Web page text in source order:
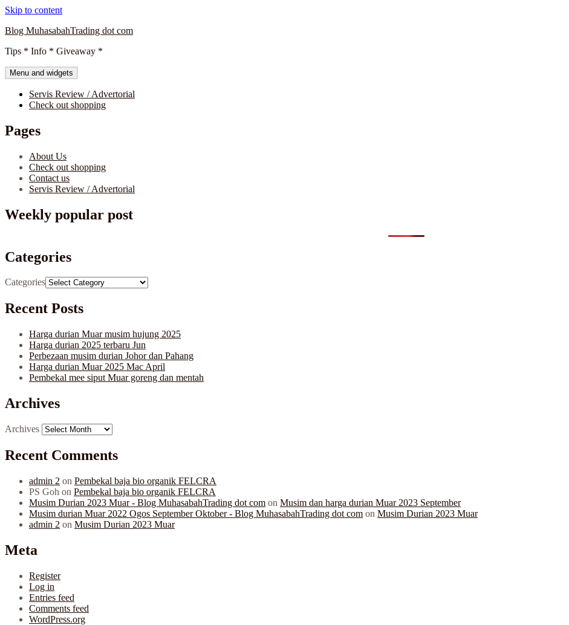
Skip to content
Blog MuhasabahTrading dot com
Tips * Info * Giveaway *
Menu and widgets
Servis Review / Advertorial
Check out shopping
Pages
About Us
Check out shopping
Contact us
Servis Review / Advertorial
Weekly popular post
Categories
Categories
Recent Posts
Harga durian Muar musim hujung 2025
Harga durian 2025 terbaru Jun
Perbezaan musim durian Johor dan Pahang
Harga durian Muar 2025 Mac April
Pembekal mee siput Muar goreng dan mentah
Archives
Archives
Recent Comments
admin 2 on Pembekal baja bio organik FELCRA
PS Goh on Pembekal baja bio organik FELCRA
Musim Durian 2023 Muar - Blog MuhasabahTrading dot com on Musim dan harga durian Muar 2023 September
Musim durian Muar 2022 Ogos September Oktober - Blog MuhasabahTrading dot com on Musim Durian 2023 Muar
admin 2 on Musim Durian 2023 Muar
Meta
Register
Log in
Entries feed
Comments feed
WordPress.org